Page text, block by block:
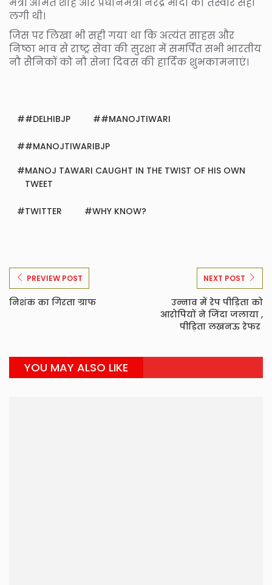
लगी थी।
जिस पर लिखा भी सही गया था कि अत्यंत साहस और
निष्ठा भाव से राष्ट्र सेवा की सुरक्षा में समर्पित सभी भारतीय
नौ सैनिकों को नौ सेना दिवस की हार्दिक शुभकामनाएं।
#DELHIBJP #MANOJTIWARI
#MANOJTIWARIBJP
MANOJ TAWARI CAUGHT IN THE TWIST OF HIS OWN
TWEET
TWITTER WHY KNOW?
PREVIEW POST
निशंक का गिरता ग्राफ
NEXT POST
उन्नाव में रेप पीड़िता को
आरोपियों ने जिंदा जलाया ,
पीड़िता लखनऊ रेफर
YOU MAY ALSO LIKE